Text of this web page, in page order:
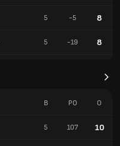
5 -5 8
5 -19 8
В РО О
5 107 10